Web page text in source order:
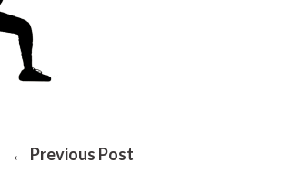
← Previous Post